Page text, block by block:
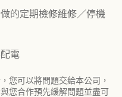
的定期檢修維修／停機
電
您可以將問題交給本公司，
您合作預先緩解問題並盡可